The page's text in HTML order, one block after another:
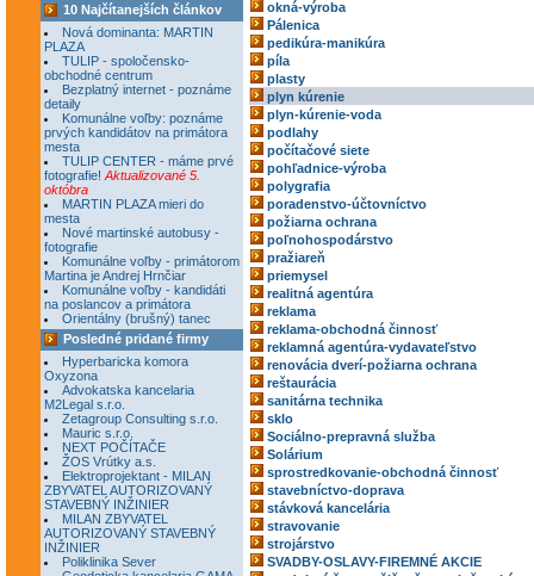
10 Najčítanejších článkov
Nová dominanta: MARTIN
PLAZA
TULIP - spoločensko-
obchodné centrum
Bezplatný internet - poznáme
detaily
Komunálne voľby: poznáme
prvých kandidátov na primátora
mesta
TULIP CENTER - máme prvé
fotografie! Aktualizované 5.
októbra
MARTIN PLAZA mieri do
mesta
Nové martinské autobusy -
fotografie
Komunálne voľby - primátorom
Martina je Andrej Hrnčiar
Komunálne voľby - kandidáti
na poslancov a primátora
Orientálny (brušný) tanec
Posledné pridané firmy
Hyperbaricka komora
Oxyzona
Advokatska kancelaria
M2Legal s.r.o.
Zetagroup Consulting s.r.o.
Mauric s.r.o.
NEXT POČÍTAČE
ŽOS Vrútky a.s.
Elektroprojektant - MILAN
ZBYVATEL AUTORIZOVANÝ
STAVEBNÝ INŽINIER
MILAN ZBYVATEL
AUTORIZOVANÝ STAVEBNÝ
INŽINIER
Poliklinika Sever
okná-výroba
Pálenica
pedikúra-manikúra
píla
plasty
plyn kúrenie
plyn-kúrenie-voda
podlahy
počítačové siete
pohľadnice-výroba
polygrafia
poradenstvo-účtovníctvo
požiarna ochrana
poľnohospodárstvo
pražiareň
priemysel
realitná agentúra
reklama
reklama-obchodná činnosť
reklamná agentúra-vydavateľstvo
renovácia dverí-požiarna ochrana
reštaurácia
sanitárna technika
sklo
Sociálno-prepravná služba
Solárium
sprostredkovanie-obchodná činnosť
stavebníctvo-doprava
stávková kancelária
stravovanie
strojárstvo
SVADBY-OSLAVY-FIREMNÉ AKCIE